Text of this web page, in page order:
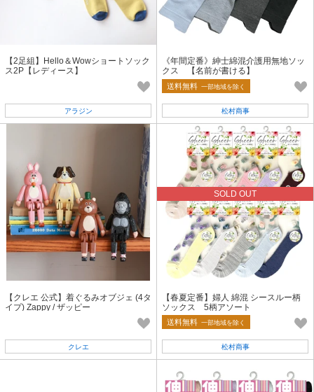
【2足組】Hello＆Wowショートソック
ス2P【レディース】
アラジン
《年間定番》紳士綿混介護用無地ソッ
クス 【名前が書ける】
送料無料 一部地域を除く
松村商事
【クレエ 公式】着ぐるみオブジェ (4タ
イプ) Zappy / ザッピー
クレエ
SOLD OUT
【春夏定番】婦人 綿混 シースルー柄
ソックス 5柄アソート
送料無料 一部地域を除く
松村商事